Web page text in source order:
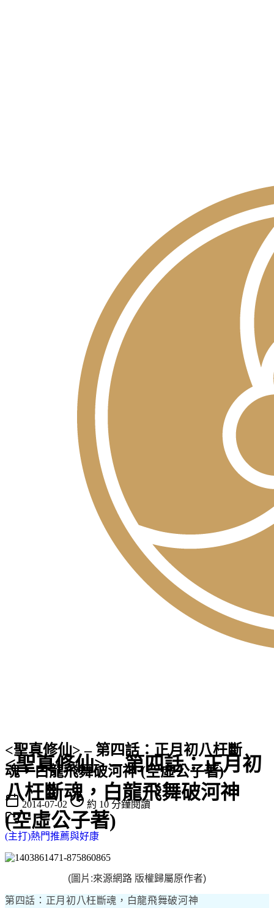
<聖真修仙> – 第四話：正月初
八枉斷魂，白龍飛舞破河神
(空虛公子著)
<聖真修仙> – 第四話：正月初八枉斷
魂，白龍飛舞破河神 (空虛公子著)
2014-07-02 約 10 分鐘閱讀
(主打)熱門推薦與好康
(圖片:來源網路 版權歸屬原作者)
第四話：正月初八枉斷魂，白龍飛舞破河神